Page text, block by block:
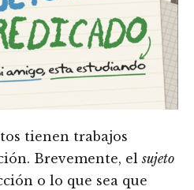
tienen trabajos
Brevemente, elsujeto
o lo que sea que